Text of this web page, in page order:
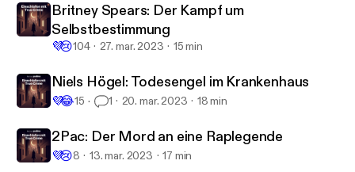
Britney Spears: Der Kampf um
Selbstbestimmung
💜😢104 27. mar. 2023 15 min
Niels Högel: Todesengel im Krankenhaus
💜😂15 1 20. mar. 2023 18 min
2Pac: Der Mord an eine Raplegende
💜😢8 13. mar. 2023 17 min